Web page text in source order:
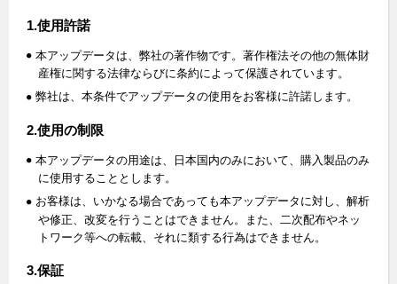
1.使用許諾
本アップデータは、弊社の著作物です。著作権法その他の無体財
産権に関する法律ならびに条約によって保護されています。
弊社は、本条件でアップデータの使用をお客様に許諾します。
2.使用の制限
本アップデータの用途は、日本国内のみにおいて、購入製品のみ
に使用することとします。
お客様は、いかなる場合であっても本アップデータに対し、解析
や修正、改変を行うことはできません。また、二次配布やネッ
トワーク等への転載、それに類する行為はできません。
3.保証